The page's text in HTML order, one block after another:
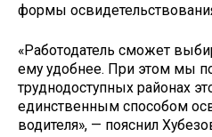
формы
«Работодатель сможет
ему удобнее. При этом мы
труднодоступных районах
единственным способом
водителя», — пояснил